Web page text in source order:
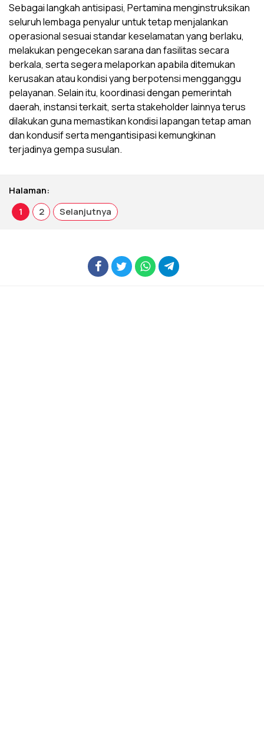
Sebagai langkah antisipasi, Pertamina menginstruksikan
seluruh lembaga penyalur untuk tetap menjalankan
operasional sesuai standar keselamatan yang berlaku,
melakukan pengecekan sarana dan fasilitas secara
berkala, serta segera melaporkan apabila ditemukan
kerusakan atau kondisi yang berpotensi mengganggu
pelayanan. Selain itu, koordinasi dengan pemerintah
daerah, instansi terkait, serta stakeholder lainnya terus
dilakukan guna memastikan kondisi lapangan tetap aman
dan kondusif serta mengantisipasi kemungkinan
terjadinya gempa susulan.
Halaman:
1
2 Selanjutnya